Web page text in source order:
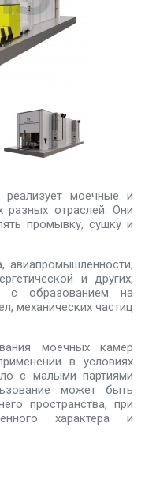
реализует моечные и
отраслей. Они
промывку, сушку и
авиапромышленности,
и других,
с образованием на
механических частиц
моечных камер
в условиях
с малыми партиями
может быть
пространства, при
характера и